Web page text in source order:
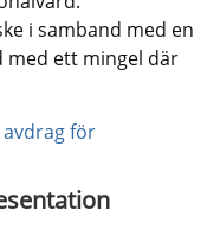
i samband med en
med ett mingel där
för